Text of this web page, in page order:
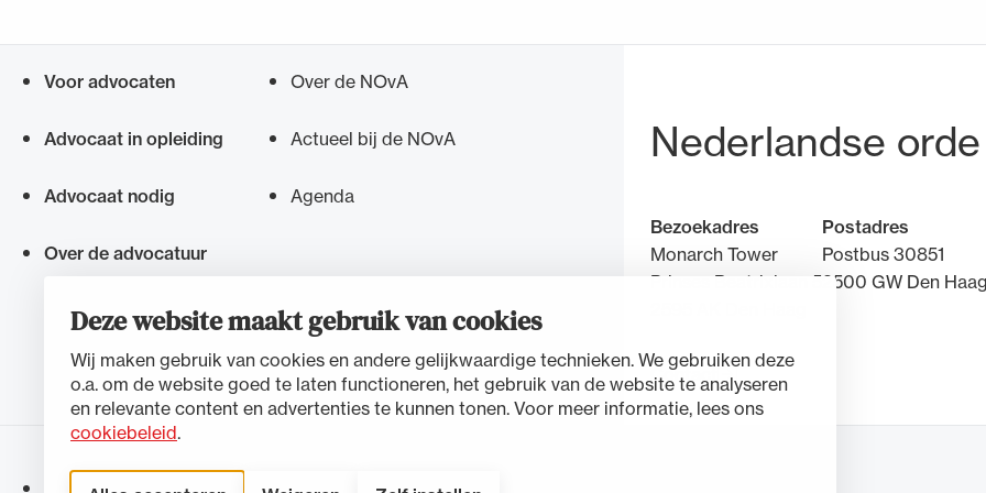
Deze website maakt gebruik van cookies
Wij maken gebruik van cookies en andere gelijkwaardige technieken. We gebruiken deze
o.a. om de website goed te laten functioneren, het gebruik van de website te analyseren
en relevante content en advertenties te kunnen tonen. Voor meer informatie, lees ons
cookiebeleid.
Snel navigeren naar
Voor advocaten
Advocaat in opleiding
Advocaat nodig
Over de advocatuur
Over de NOvA
Actueel bij de NOvA
Agenda
Bezoek- en
Nederlandse
Bezoekadres
Monarch Tower
Prinses Beatrixlaan 5
Postadres
Postbus 30851
2500 GW Den Haag
Contact